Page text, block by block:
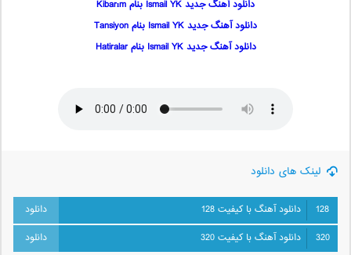
دانلود آهنگ جدید Ismail YK بنام Kibarım
دانلود آهنگ جدید Ismail YK بنام Tansiyon
دانلود آهنگ جدید Ismail YK بنام Hatiralar
لینک های دانلود
128
دانلود آهنگ با کیفیت 128
320
دانلود آهنگ با کیفیت 320